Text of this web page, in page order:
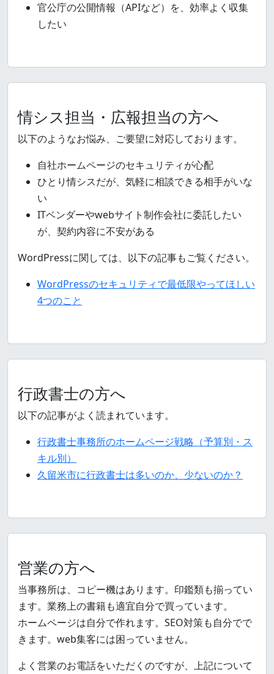
官公庁の公開情報（APIなど）を、効率よく収集
したい
情シス担当・広報担当の方へ
以下のようなお悩み、ご要望に対応しております。
自社ホームページのセキュリティが心配
ひとり情シスだが、気軽に相談できる相手がいな
い
ITベンダーやwebサイト制作会社に委託したい
が、契約内容に不安がある
WordPressに関しては、以下の記事もご覧ください。
WordPressのセキュリティで最低限やってほしい
4つのこと
行政書士の方へ
以下の記事がよく読まれています。
行政書士事務所のホームページ戦略（予算別・ス
キル別）
久留米市に行政書士は多いのか、少ないのか？
営業の方へ
当事務所は、コピー機はあります。印鑑類も揃ってい
ます。業務上の書籍も適宜自分で買っています。
ホームページは自分で作れます。SEO対策も自分でで
きます。web集客には困っていません。
よく営業のお電話をいただくのですが、上記について